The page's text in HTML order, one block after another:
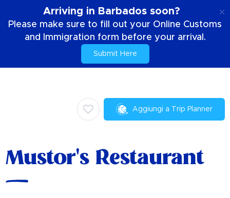
Arriving in Barbados soon?
Please make sure to fill out your Online Customs
and Immigration form before your arrival.
Submit Here
Cucina locale Mustor's Restaurant
Aggiungi a Trip Planner
Mustor's Restaurant